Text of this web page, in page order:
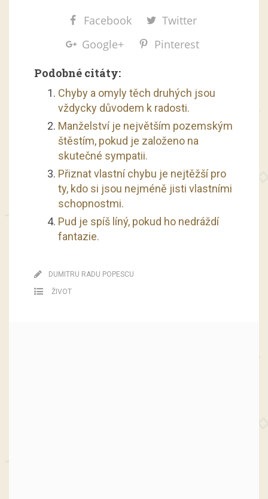
Facebook
Twitter
Google+
Pinterest
Podobné citáty:
Chyby a omyly těch druhých jsou
vždycky důvodem k radosti.
Manželství je největším pozemským
štěstím, pokud je založeno na
skutečné sympatii.
Přiznat vlastní chybu je nejtěžší pro
ty, kdo si jsou nejméně jisti vlastními
schopnostmi.
Pud je spíš líný, pokud ho nedráždí
fantazie.
DUMITRU RADU POPESCU
ŽIVOT